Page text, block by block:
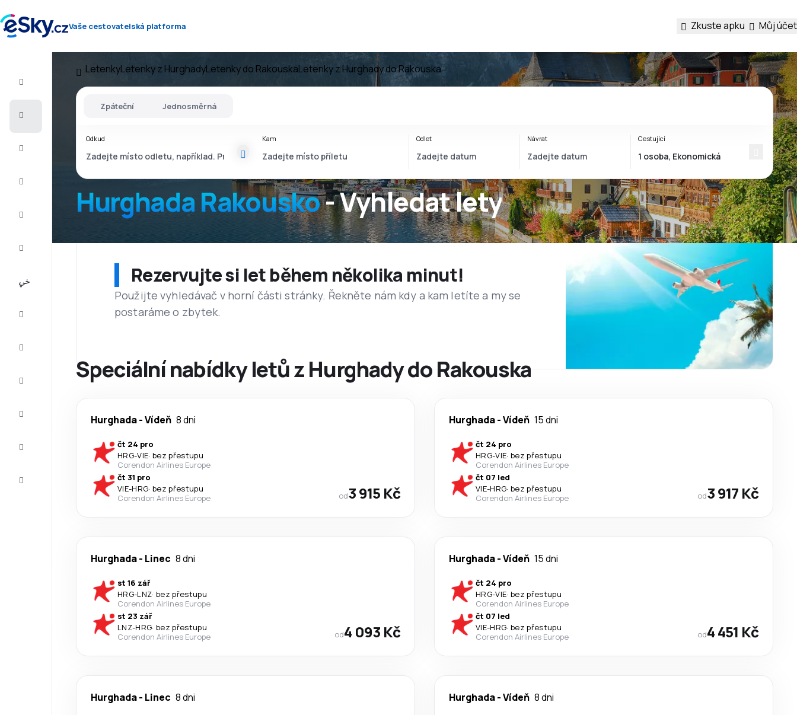
Vaše cestovatelská platforma Zkuste apku Můj účet
LetenkyLetenky z HurghadyLetenky do RakouskaLetenky z Hurghady do Rakouska
Hurghada Rakousko- Vyhledat lety
Zpáteční Jednosměrná
Odkud Kam Odlet Návrat Cestující
Rezervujte si let během několika minut!
Použijte vyhledávač v horní části stránky. Řekněte nám kdy a kam letíte a my se
postaráme o zbytek.
Speciální nabídky letů z Hurghady do Rakouska
Hurghada-Vídeň 8 dni
čt 24 pro
HRG-VIE· bez přestupu
Corendon Airlines Europe
čt 31 pro
VIE-HRG· bez přestupu
Corendon Airlines Europe
od3 915 Kč
Hurghada-Vídeň 15 dni
čt 24 pro
HRG-VIE· bez přestupu
Corendon Airlines Europe
čt 07 led
VIE-HRG· bez přestupu
Corendon Airlines Europe
od3 917 Kč
Hurghada- Linec 8 dni
st 16 zář
HRG-LNZ· bez přestupu
Corendon Airlines Europe
st 23 zář
LNZ-HRG· bez přestupu
Corendon Airlines Europe
od4 093 Kč
Hurghada-Vídeň 15 dni
čt 24 pro
HRG-VIE· bez přestupu
Corendon Airlines Europe
čt 07 led
VIE-HRG· bez přestupu
Corendon Airlines Europe
od4 451 Kč
Hurghada- Linec 8 dni Hurghada-Vídeň 8 dni